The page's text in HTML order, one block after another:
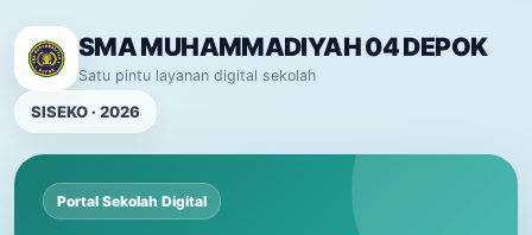
SMA MUHAMMADIYAH 04 DEPOK
Satu pintu layanan digital sekolah
SISEKO · 2026
Portal Sekolah Digital